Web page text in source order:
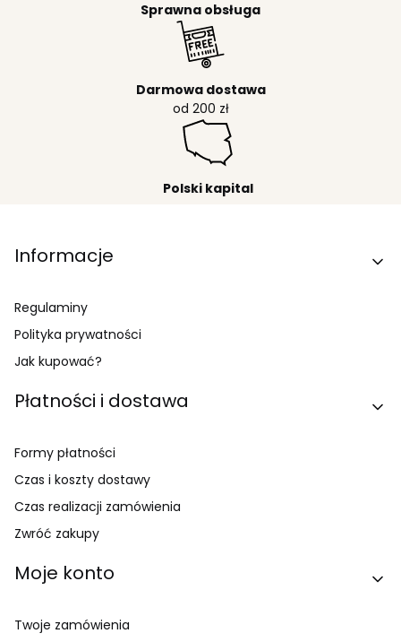
Sprawna obsługa
Darmowa dostawa
od 200 zł
Polski kapital
Linki w stopce
Informacje
Regulaminy
Polityka prywatności
Jak kupować?
Płatności i dostawa
Formy płatności
Czas i koszty dostawy
Czas realizacji zamówienia
Zwróć zakupy
Moje konto
Twoje zamówienia